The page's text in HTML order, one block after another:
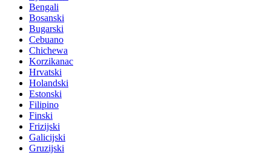
Bengali
Bosanski
Bugarski
Cebuano
Chichewa
Korzikanac
Hrvatski
Holandski
Estonski
Filipino
Finski
Frizijski
Galicijski
Gruzijski